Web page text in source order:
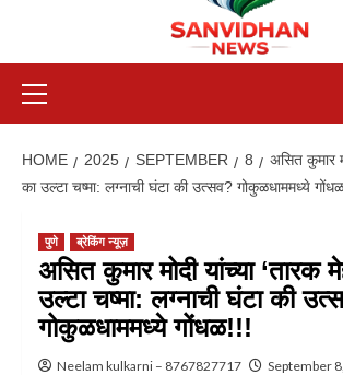
HOME 2025 SEPTEMBER 8
असित कुमार
का उल्टा चष्मा: लग्नाची घंटा की उत्सव? गोकुळधाममध्ये
पुणे ब्रेकिंग न्यूज़
असित कुमार मोदी यांच्या ‘तारक
उल्टा चष्मा: लग्नाची घंटा की
गोकुळधाममध्ये गोंधळ!!!
Neelam kulkarni – 8767827717 September